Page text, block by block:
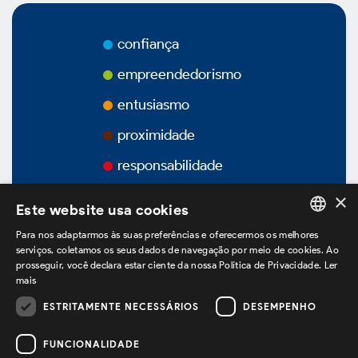
Prêmios
Vídeos
Podcasts
Governança Corporativa
Visão Geral
Estatuto Social
Estrutura Acionária
confiança
empreendedorismo
entusiasmo
proximidade
responsabilidade
estamos no LinkedIn
PORTUGUESE
×
Este website usa cookies
Para nos adaptarmos às suas preferências e oferecermos os melhores
serviços, coletamos os seus dados de navegação por meio de cookies. Ao
prosseguir, você declara estar ciente da nossa Política de Privacidade. Ler
mais
ESTRITAMENTE NECESSÁRIOS DESEMPENHO
FUNCIONALIDADE